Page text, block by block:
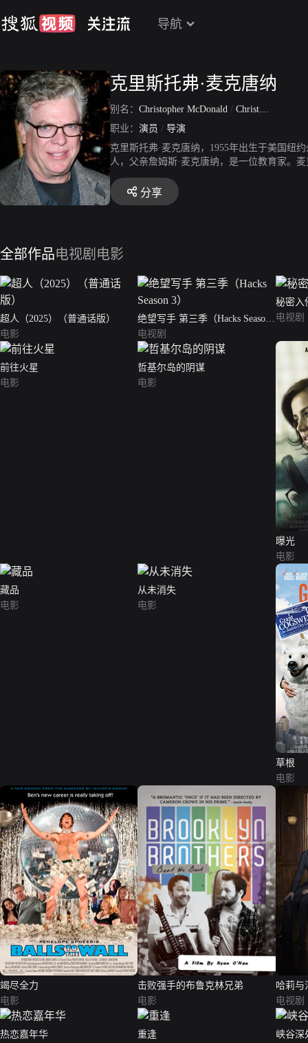
导航
克里斯托弗·麦克唐纳
别名： Christopher McDonald / Christopher MacDonald
职业： 演员 / 导演
克里斯托弗·麦克唐纳，1955年出生于美国纽
人，父亲詹姆斯·麦克唐纳，是一位教育家。
品有《我们能成为英雄》。
分享
全部作品电视剧 电影
超人（2025）（普通话版）
电影
绝望写手 第三季（Hacks Season
3）
电视剧
秘密入
电视剧
前往火星
电影
哲基尔岛的阴谋
电影
曝光
电影
藏品
电影
从未消失
电影
草根
电影
竭尽全力
电影
击败强手的布鲁克林兄弟
电影
哈莉与
电视剧
热恋嘉年华
重逢
峡谷深